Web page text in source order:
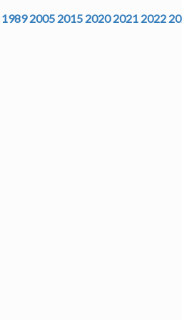
1989 2005 2015 2020 2021 2022